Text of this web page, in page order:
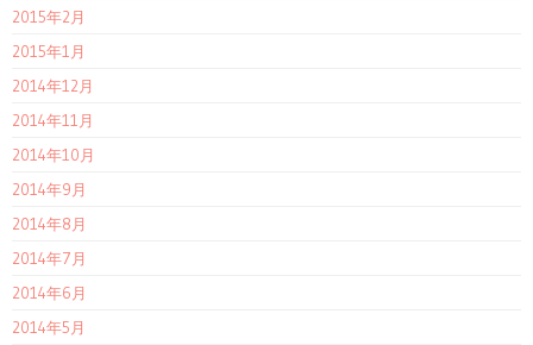
2015年2月
2015年1月
2014年12月
2014年11月
2014年10月
2014年9月
2014年8月
2014年7月
2014年6月
2014年5月